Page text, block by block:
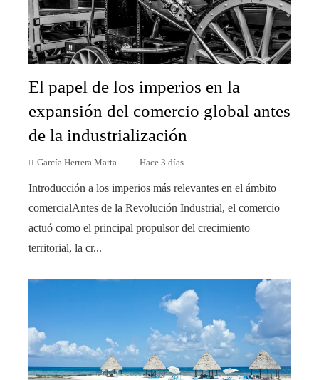
El papel de los imperios en la
expansión del comercio global antes
de la industrialización
García Herrera Marta Hace 3 días
Introducción a los imperios más relevantes en el ámbito
comercialAntes de la Revolución Industrial, el comercio
actuó como el principal propulsor del crecimiento
territorial, la cr...